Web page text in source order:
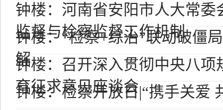
钟楼：河南省安阳市人大常委
监督与检察监督工作机制
钟楼：“检察+综治”联动破僵
解
钟楼：召开深入贯彻中央八项
育征求意见座谈会
钟楼：检察开放日|“携手关爱